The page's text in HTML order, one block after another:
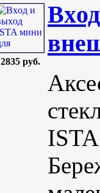
2835 руб.